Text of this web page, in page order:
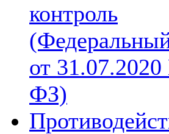
контроль
от
ФЗ)